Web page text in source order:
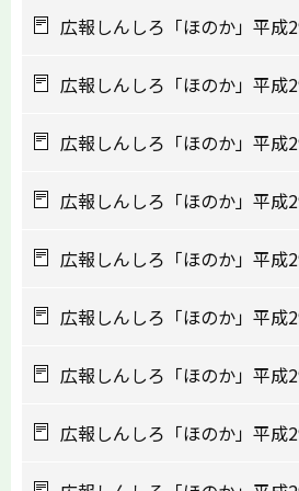
広報しんしろ「ほのか」平成
広報しんしろ「ほのか」平成
広報しんしろ「ほのか」平成
広報しんしろ「ほのか」平成
広報しんしろ「ほのか」平成
広報しんしろ「ほのか」平成
広報しんしろ「ほのか」平成
広報しんしろ「ほのか」平成